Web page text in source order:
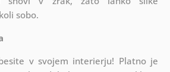
sobo.
v svojem interierju! Platno je